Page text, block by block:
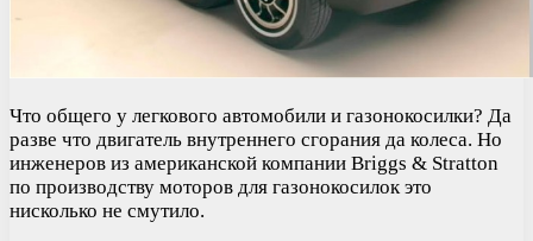
Что общего у легкового автомобили и газонокосилки? Да
разве что двигатель внутреннего сгорания да колеса. Но
инженеров из американской компании Briggs & Stratton
по производству моторов для газонокосилок это
нисколько не смутило.